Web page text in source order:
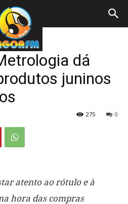
dá
juninos
0
275
atento ao rótulo e à
hora das compras